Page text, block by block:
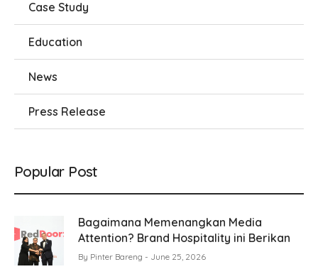
Case Study
Education
News
Press Release
Popular Post
Bagaimana Memenangkan Media
Attention? Brand Hospitality ini Berikan
By Pinter Bareng June 25, 2026